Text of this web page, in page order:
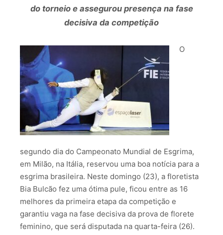
do torneio e assegurou presença na fase
decisiva da competição
O
segundo dia do Campeonato Mundial de Esgrima,
em Milão, na Itália, reservou uma boa notícia para a
esgrima brasileira. Neste domingo (23), a floretista
Bia Bulcão fez uma ótima pule, ficou entre as 16
melhores da primeira etapa da competição e
garantiu vaga na fase decisiva da prova de florete
feminino, que será disputada na quarta-feira (26).